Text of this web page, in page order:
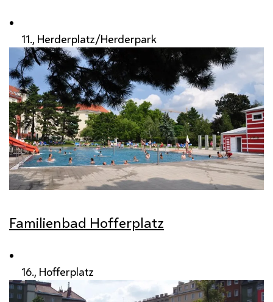
11., Herderplatz/Herderpark
Familienbad Hofferplatz
16., Hofferplatz